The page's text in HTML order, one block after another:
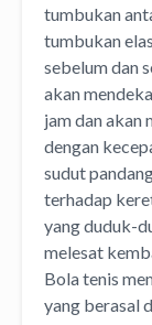
tumbukan
tumbukan
sebelum dan
akan
jam dan akan
dengan
sudut
terhadap
yang duduk-
melesat
Bola tenis
yang berasal